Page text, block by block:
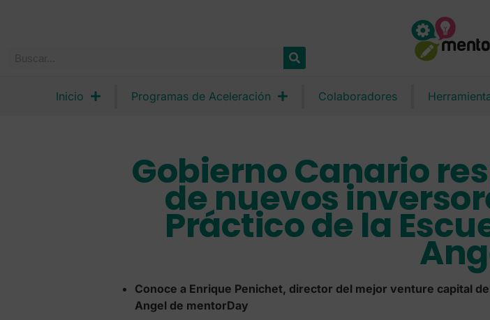
Inicio Programas de Aceleración Colaboradores
Gobierno Canario
de nuevos
Práctico de la
Conoce a Enrique Penichet, director del mejor venture capital
Angel de mentorDay